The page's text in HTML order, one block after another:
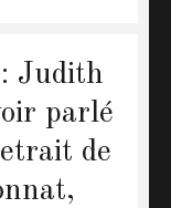
Judith
parlé
de